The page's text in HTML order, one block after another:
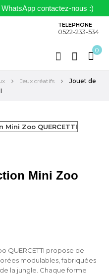
contactez-nous :)
TELEPHONE
0522-233-534
0
Jeux créatifs
Jouet de
Mini Zoo
QUERCETTI propose de
modulables, fabriquées
la jungle. Chaque forme